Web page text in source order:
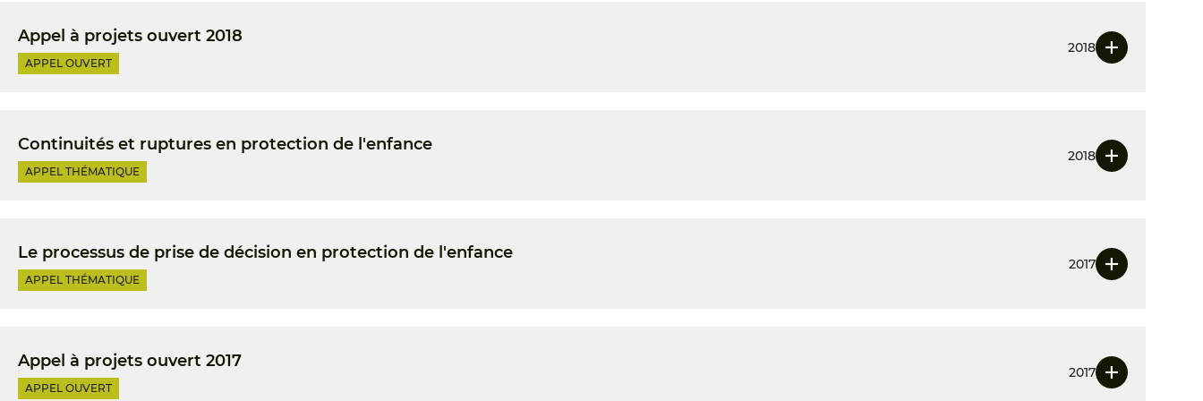
Appel à projets ouvert 2018
APPEL OUVERT
2018
Continuités et ruptures en protection de l'enfance
APPEL THÉMATIQUE
2018
Le processus de prise de décision en protection de l'enfance
APPEL THÉMATIQUE
2017
Appel à projets ouvert 2017
APPEL OUVERT
2017